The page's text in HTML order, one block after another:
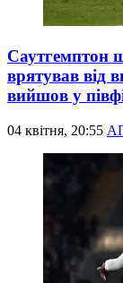
Саутгемптон
врятував від
вийшов у
04 квітня, 20:55